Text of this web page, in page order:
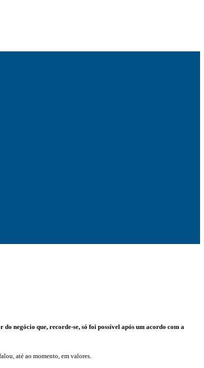
negócio que, recorde-se, só foi possível após um acordo com a
até ao momento, em valores.